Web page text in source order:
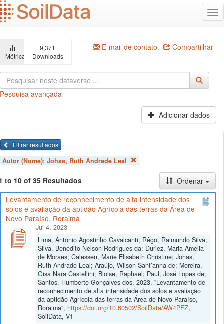
Ir
para
o
principal
Métricas
9,371
Downloads
E-mail de contato Compartilhar
Pesquisa avançada
Adicionar dados
Filtrar resultados
Autor (Nome): Johas, Ruth Andrade Leal
to 10 of 35 Resultados
Ordenar
Levantamento de reconhecimento de alta intensidade dos
solos e avaliação da aptidão Agrícola das terras da Área de
Novo Paraíso, Roraima
Jul 4, 2023
Lima, Antonio Agostinho Cavalcanti; Rêgo, Raimundo Silva;
Silva, Benedito Nelson Rodrigues da; Duriez, Maria Amelia
de Moraes; Calessen, Marie Elisabeth Christine; Johas,
Ruth Andrade Leal; Araújo, Wilson Sant’anna de; Moreira,
Gisa Nara Castellini; Bloise, Raphael; Paul, José Lopes de;
Santos, Humberto Gonçalves dos, 2023, "Levantamento de
reconhecimento de alta intensidade dos solos e avaliação
da aptidão Agrícola das terras da Área de Novo Paraíso,
Roraima", https://doi.org/10.60502/SoilData/AW4PFZ,
SoilData, V1